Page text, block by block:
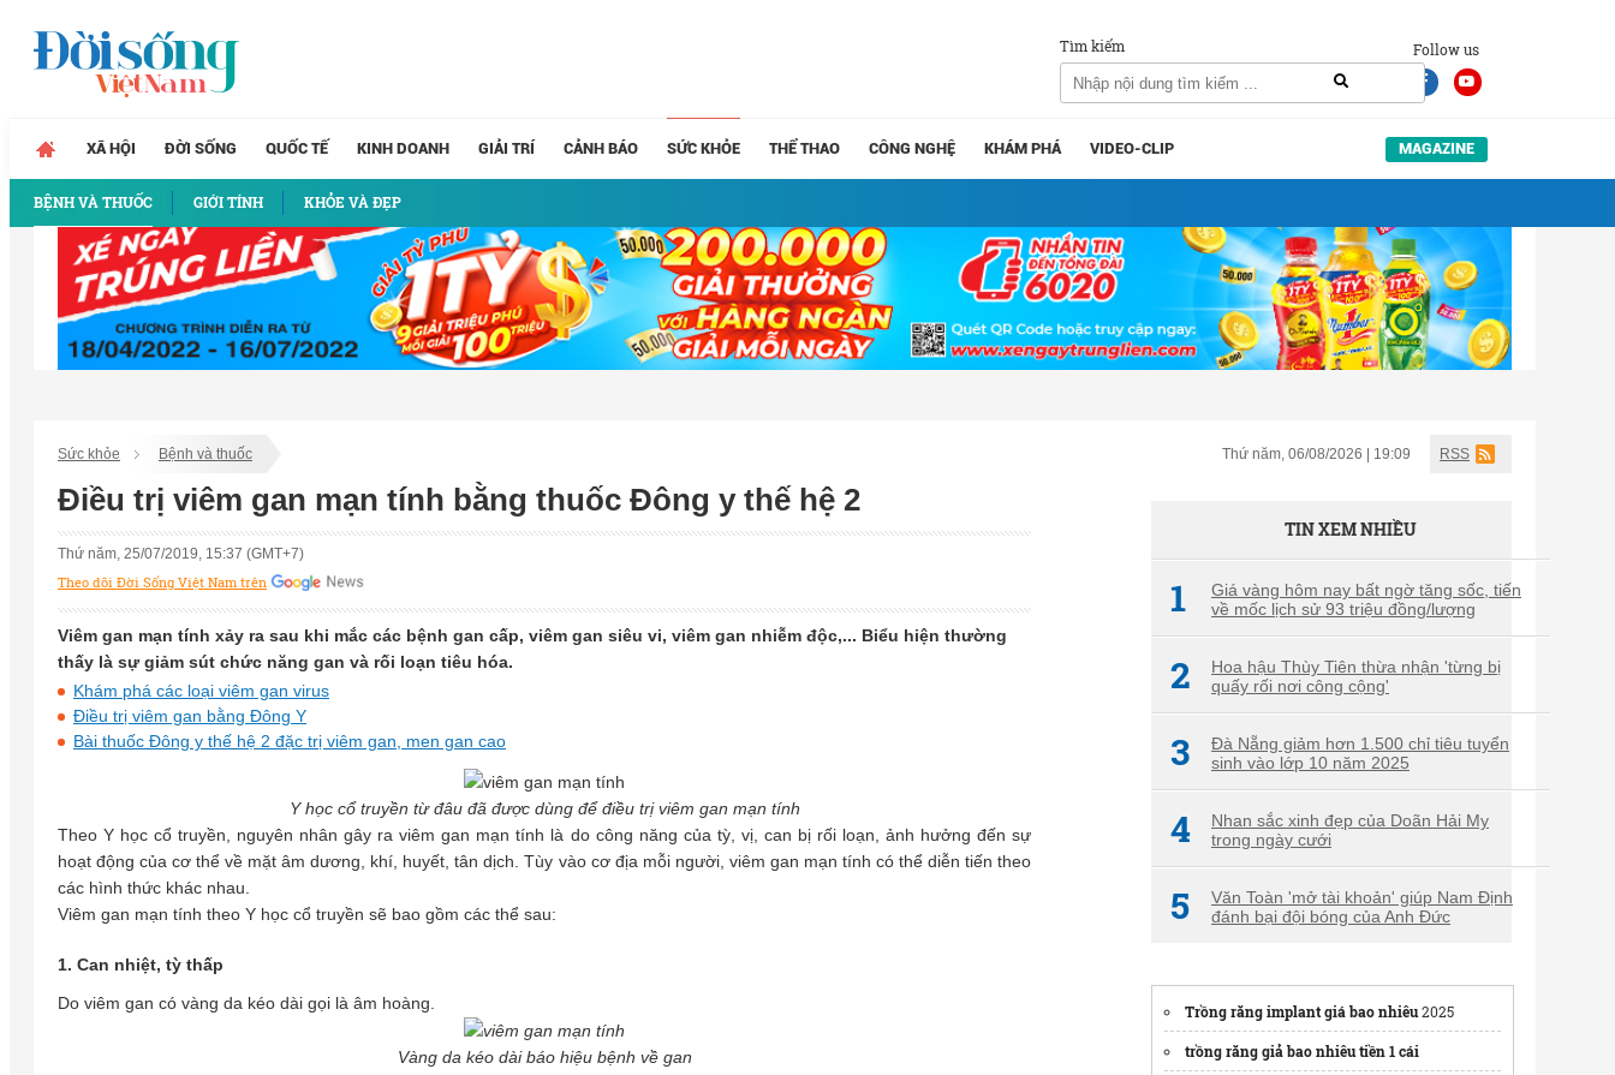
Follow us
Tìm kiếm
XÃ HỘI ĐỜI SỐNG QUỐC TẾ KINH DOANH GIẢI TRÍ CẢNH BÁO SỨC KHỎE
BỆNH VÀ THUỐC GIỚI TÍNH KHỎE VÀ ĐẸP
THỂ THAO CÔNG NGHỆ KHÁM PHÁ VIDEO-CLIP MAGAZINE
Sức khỏe Bệnh và thuốc Thứ năm, 06/08/2026 | 19:09 RSS
Điều trị viêm gan mạn tính bằng thuốc Đông y thế hệ 2
Thứ năm, 25/07/2019, 15:37 (GMT+7)
Theo dõi Đời Sống Việt Nam trên
Viêm gan mạn tính xảy ra sau khi mắc các bệnh gan cấp, viêm gan siêu vi, viêm gan nhiễm độc,... Biểu hiện thường
thấy là sự giảm sút chức năng gan và rối loạn tiêu hóa.
Khám phá các loại viêm gan virus
Điều trị viêm gan bằng Đông Y
Bài thuốc Đông y thế hệ 2 đặc trị viêm gan, men gan cao
Y học cổ truyền từ đâu đã được dùng để điều trị viêm gan mạn tính
Theo Y học cổ truyền, nguyên nhân gây ra viêm gan mạn tính là do công năng của tỳ, vị, can bị rối loạn, ảnh hưởng đến sự
hoạt động của cơ thể về mặt âm dương, khí, huyết, tân dịch. Tùy vào cơ địa mỗi người, viêm gan mạn tính có thể diễn tiến theo
các hình thức khác nhau.
Viêm gan mạn tính theo Y học cổ truyền sẽ bao gồm các thể sau:
1. Can nhiệt, tỳ thấp
Do viêm gan có vàng da kéo dài gọi là âm hoàng.
Vàng da kéo dài báo hiệu bệnh về gan
TIN XEM NHIỀU
1
Giá vàng hôm nay bất ngờ tăng sốc, tiến
về mốc lịch sử 93 triệu đồng/lượng
2
Hoa hậu Thùy Tiên thừa nhận 'từng bị
quấy rối nơi công cộng'
3
Đà Nẵng giảm hơn 1.500 chỉ tiêu tuyển
sinh vào lớp 10 năm 2025
4
Nhan sắc xinh đẹp của Doãn Hải My
trong ngày cưới
5
Văn Toàn 'mở tài khoản' giúp Nam Định
đánh bại đội bóng của Anh Đức
Trồng răng implant giá bao nhiêu2025
trồng răng giả bao nhiêu tiền 1 cái